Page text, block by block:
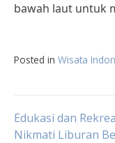
bawah laut untuk
Posted in Wisata
Post
Edukasi dan
Nikmati Liburan